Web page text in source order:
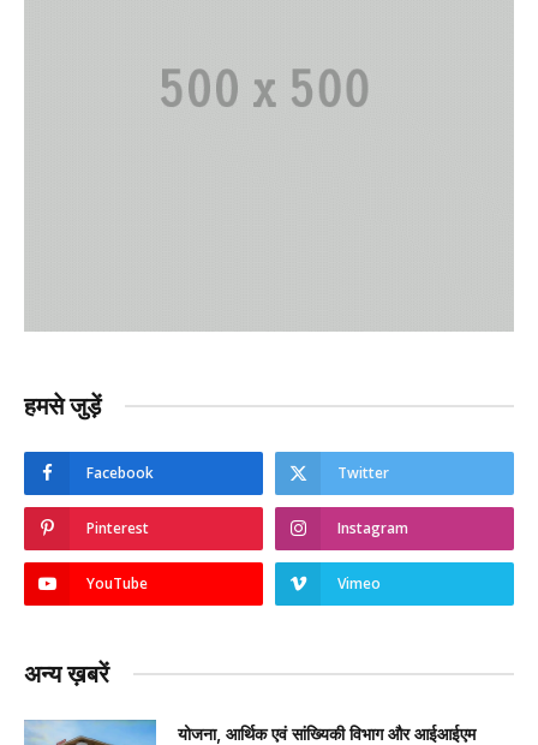
हमसे जुड़ें
Facebook Twitter
Pinterest Instagram
YouTube Vimeo
अन्य ख़बरें
योजना, आर्थिक एवं सांख्यिकी विभाग और आईआईएम